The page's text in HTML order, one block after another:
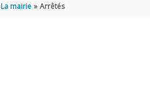
La mairie Arrêtés